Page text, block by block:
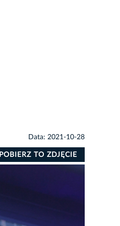
Data: 2021-10-28
POBIERZ TO ZDJĘCIE